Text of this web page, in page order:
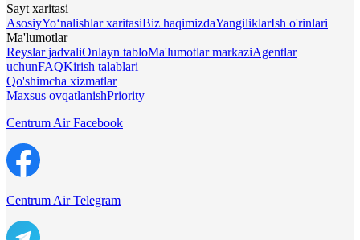
Sayt xaritasi
AsosiyYo‘nalishlar xaritasiBiz haqimizdaYangiliklarIsh o'rinlari
Ma'lumotlar
Reyslar jadvaliOnlayn tabloMa'lumotlar markaziAgentlar
uchunFAQKirish talablari
Qo'shimcha xizmatlar
Maxsus ovqatlanishPriority
Centrum Air Facebook
Centrum Air Telegram